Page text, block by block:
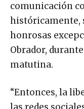
comunicación
históricamente,
honrosas
Obrador,
matutina.
“Entonces, la